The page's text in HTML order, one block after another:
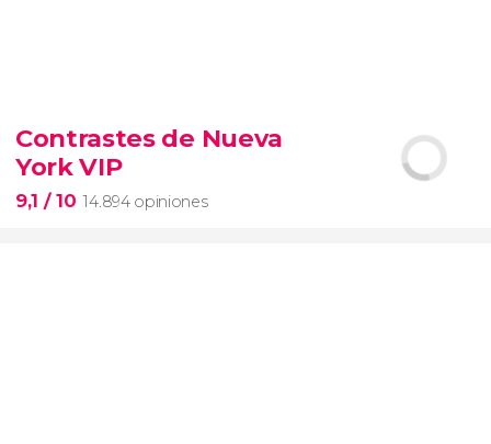
entrada al SUMMIT de Nueva York
miradores más icónicos de Manhattan
Contrastes de Nueva
York VIP
9,1 / 10 14.894 opiniones